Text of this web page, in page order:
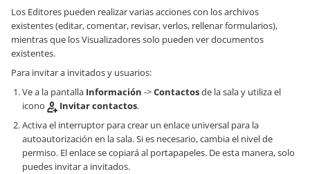
Los Editores pueden realizar varias acciones con los archivos
existentes (editar, comentar, revisar, verlos, rellenar formularios),
mientras que los Visualizadores solo pueden ver documentos
existentes.
Para invitar a invitados y usuarios:
Ve a la pantalla Información ->Contactosde la sala y utiliza el
icono
Invitar contactos.
Activa el interruptor para crear un enlace universal para la
autoautorización en la sala. Si es necesario, cambia el nivel de
permiso. El enlace se copiará al portapapeles. De esta manera, solo
puedes invitar a invitados.